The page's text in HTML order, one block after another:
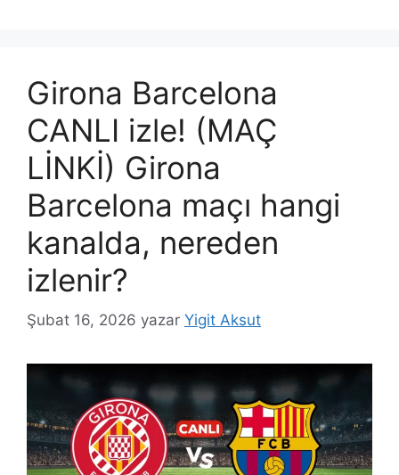
Girona Barcelona
CANLI izle! (MAÇ
LİNKİ) Girona
Barcelona maçı hangi
kanalda, nereden
izlenir?
Şubat 16, 2026 yazar Yigit Aksut